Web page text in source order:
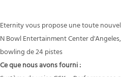
Eternity vous propose une toute
N Bowl Entertainment Center
bowling de 24 pistes
Ce que nous avons fourni :